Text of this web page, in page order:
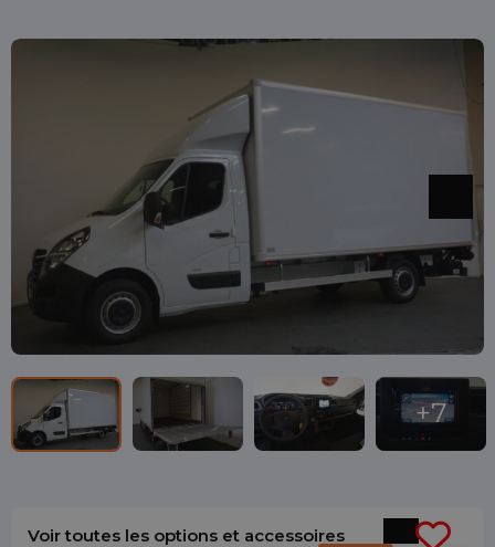
Voir toutes les options et accessoires